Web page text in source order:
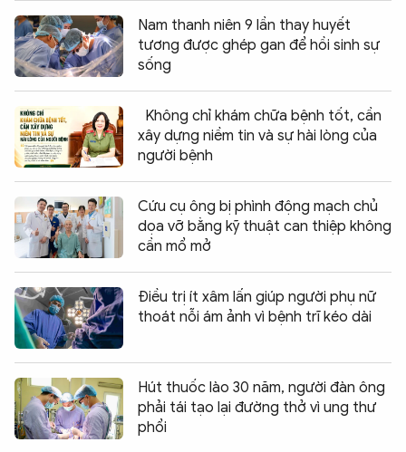
Nam thanh niên 9 lần thay huyết
tương được ghép gan để hồi sinh sự
sống
Không chỉ khám chữa bệnh tốt, cần
xây dựng niềm tin và sự hài lòng của
người bệnh
Cứu cụ ông bị phình động mạch chủ
dọa vỡ bằng kỹ thuật can thiệp không
cần mổ mở
Điều trị ít xâm lấn giúp người phụ nữ
thoát nỗi ám ảnh vì bệnh trĩ kéo dài
Hút thuốc lào 30 năm, người đàn ông
phải tái tạo lại đường thở vì ung thư
phổi